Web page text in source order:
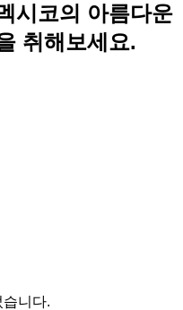
시코의 아름다운
취해보세요.
니다.